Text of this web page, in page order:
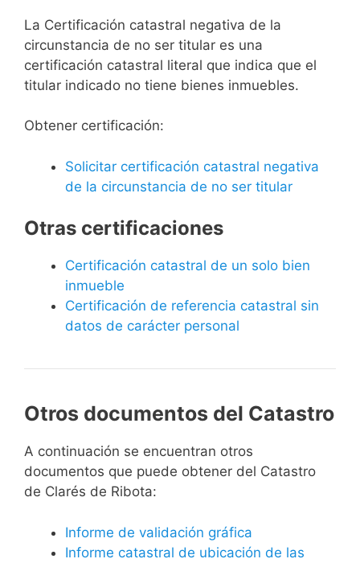
La Certificación catastral negativa de la
circunstancia de no ser titular es una
certificación catastral literal que indica que el
titular indicado no tiene bienes inmuebles.
Obtener certificación:
Solicitar certificación catastral negativa
de la circunstancia de no ser titular
Otras certificaciones
Certificación catastral de un solo bien
inmueble
Certificación de referencia catastral sin
datos de carácter personal
Otros documentos del Catastro
A continuación se encuentran otros
documentos que puede obtener del Catastro
de Clarés de Ribota:
Informe de validación gráfica
Informe catastral de ubicación de las